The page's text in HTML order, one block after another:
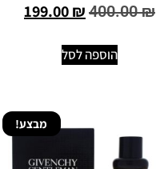
400.00₪
199.00₪
הוספה לסל
מבצע!